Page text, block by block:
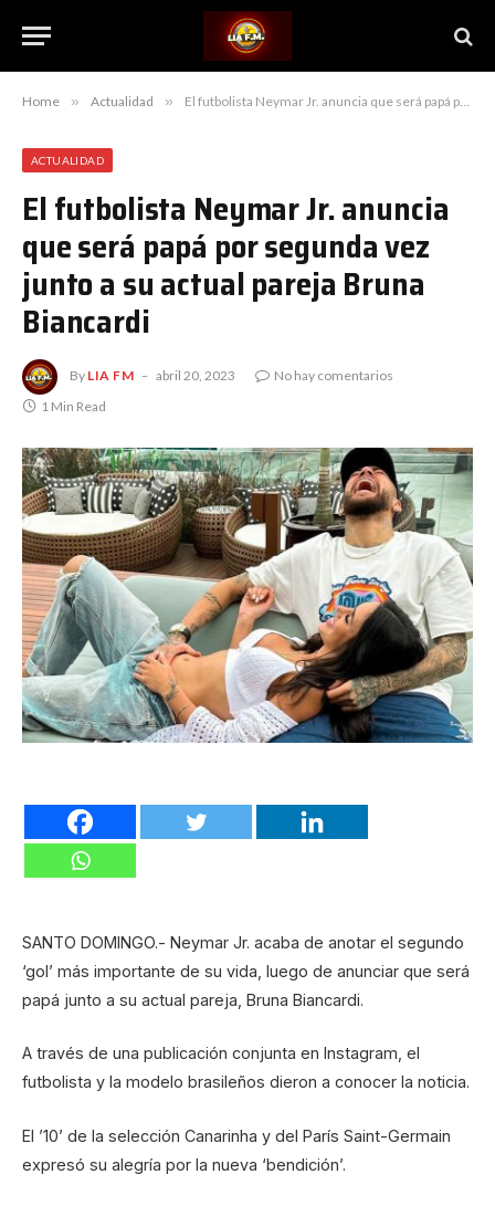
Home » Actualidad » El futbolista Neymar Jr. anuncia que será papá por segunda vez junto a su actual pareja Bruna Biancardi
ACTUALIDAD
El futbolista Neymar Jr. anuncia
que será papá por segunda vez
junto a su actual pareja Bruna
Biancardi
By LIA FM abril 20, 2023
No hay comentarios
1 Min Read
SANTO DOMINGO.- Neymar Jr. acaba de anotar el segundo
‘gol’ más importante de su vida, luego de anunciar que será
papá junto a su actual pareja, Bruna Biancardi.
A través de una publicación conjunta en Instagram, el
futbolista y la modelo brasileños dieron a conocer la noticia.
El ’10’ de la selección Canarinha y del París Saint-Germain
expresó su alegría por la nueva ‘bendición’.